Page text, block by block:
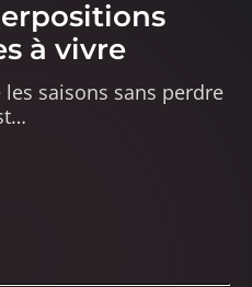
à vivre
saisons sans perdre
…